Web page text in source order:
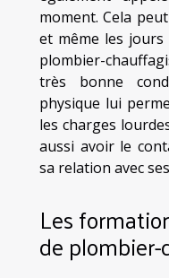
moment. Cela
et même les
plombier-
très bonne
physique lui
les charges
aussi avoir le
sa relation avec
Les
de